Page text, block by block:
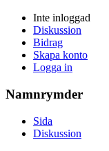
Inte inloggad
Diskussion
Bidrag
Skapa konto
Logga in
Namnrymder
Sida
Diskussion